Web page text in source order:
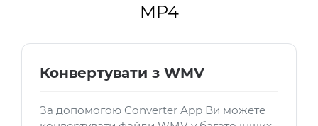
MP4
Конвертувати з WMV
За допомогою Converter App Ви можете